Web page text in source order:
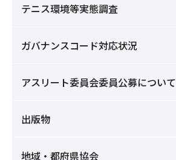
テニス環境等実態調査
ガバナンスコード対応状況
アスリート委員会委員公募について
出版物
地域・都府県協会